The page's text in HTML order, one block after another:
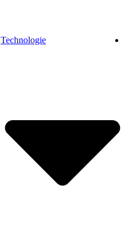
Technologie